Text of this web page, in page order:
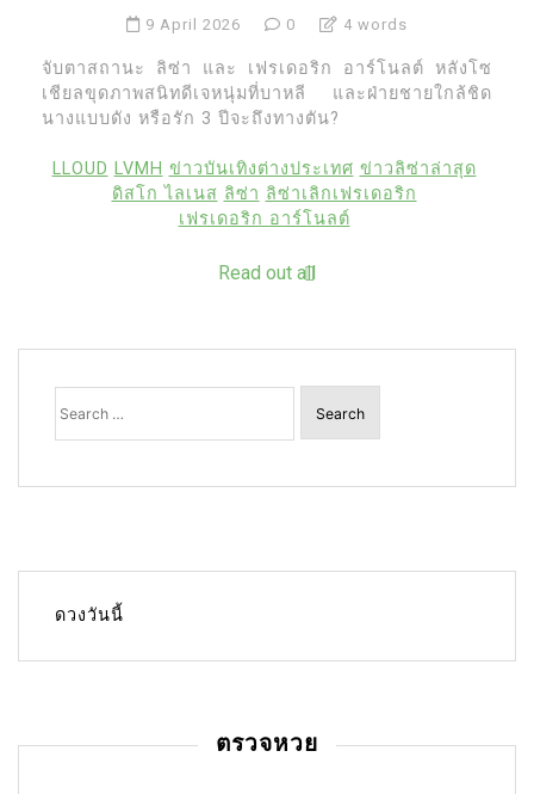
9 April 2026 0 4 words
จับตาสถานะ ลิซ่า และ เฟรเดอริก อาร์โนลต์ หลังโซ
เชียลขุดภาพสนิทดีเจหนุ่มที่บาหลี และฝ่ายชายใกล้ชิด
นางแบบดัง หรือรัก 3 ปีจะถึงทางตัน?
LLOUD LVMH ข่าวบันเทิงต่างประเทศ ข่าวลิซ่าล่าสุด
ดิสโก ไลเนส ลิซ่า ลิซ่าเลิกเฟรเดอริก
เฟรเดอริก อาร์โนลต์
Read out all
Search
for:
ดวงวันนี้
ตรวจหวย